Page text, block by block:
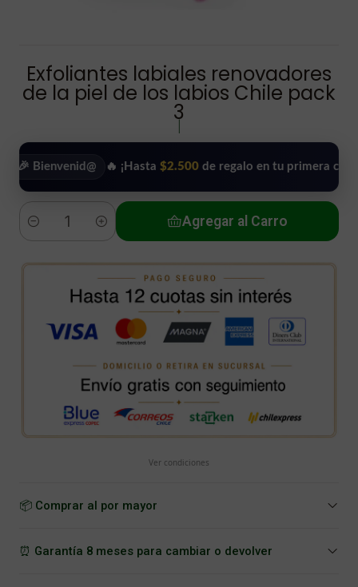
Exfoliantes labiales renovadores
de la piel de los labios Chile pack
3
🔥 ¡Hasta $2.500 de regalo en tu primera compra!
Cantidad
Agregar al Carro
Ver condiciones
📦 Comprar al por mayor
⏰ Garantía 8 meses para cambiar o devolver